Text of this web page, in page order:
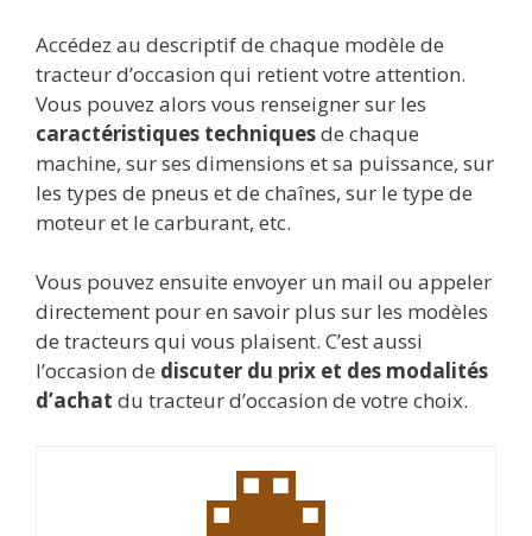
Accédez au descriptif de chaque modèle de
tracteur d’occasion qui retient votre attention.
Vous pouvez alors vous renseigner sur les
caractéristiques techniquesde chaque
machine, sur ses dimensions et sa puissance, sur
les types de pneus et de chaînes, sur le type de
moteur et le carburant, etc.
Vous pouvez ensuite envoyer un mail ou appeler
directement pour en savoir plus sur les modèles
de tracteurs qui vous plaisent. C’est aussi
l’occasion de discuter du prix et des modalités
d’achat du tracteur d’occasion de votre choix.